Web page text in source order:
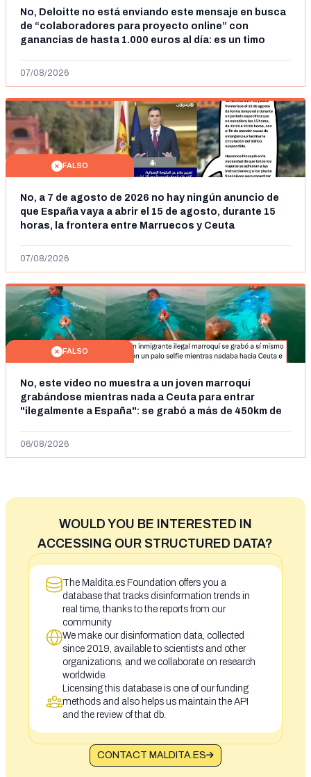
No, Deloitte no está enviando este mensaje en busca
de “colaboradores para proyecto online” con
ganancias de hasta 1.000 euros al día: es un timo
07/08/2026
FALSO
No, a 7 de agosto de 2026 no hay ningún anuncio de
que España vaya a abrir el 15 de agosto, durante 15
horas, la frontera entre Marruecos y Ceuta
07/08/2026
FALSO
No, este vídeo no muestra a un joven marroquí
grabándose mientras nada a Ceuta para entrar
"ilegalmente a España": se grabó a más de 450km de
06/08/2026
WOULD YOU BE INTERESTED IN
ACCESSING OUR STRUCTURED DATA?
The Maldita.es Foundation offers you a
database that tracks disinformation trends in
real time, thanks to the reports from our
community
We make our disinformation data, collected
since 2019, available to scientists and other
organizations, and we collaborate on research
worldwide.
Licensing this database is one of our funding
methods and also helps us maintain the API
and the review of that db.
CONTACT MALDITA.ES